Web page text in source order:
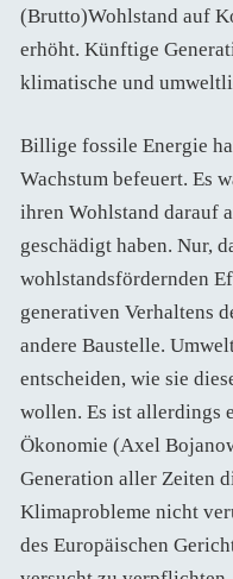
(Brutto)Wohlstand auf
erhöht. Künftige
klimatische und
Billige fossile Energie
Wachstum befeuert. Es
ihren Wohlstand darauf
geschädigt haben. Nur,
wohlstandsfördernden
generativen Verhaltens
andere Baustelle.
entscheiden, wie sie
wollen. Es ist allerdings
Ökonomie (Axel
Generation aller Zeiten
Klimaprobleme nicht
des Europäischen